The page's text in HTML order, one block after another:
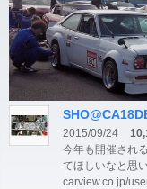
2015/09/24
今年も開催され
てほしいなと思
carview.co.jp/